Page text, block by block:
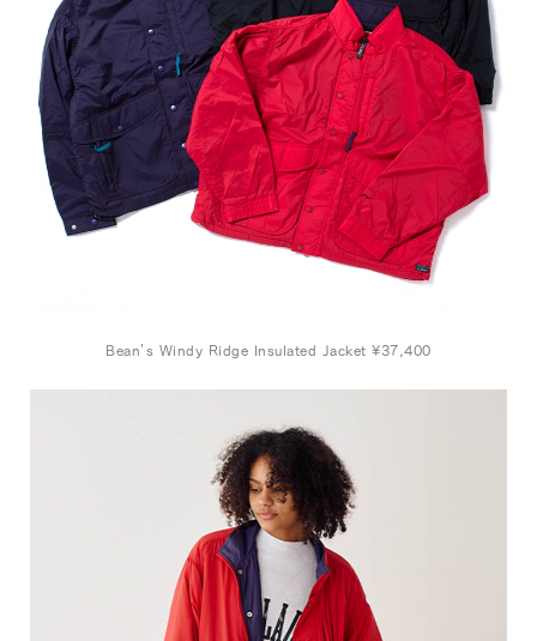
Bean’s Windy Ridge Insulated Jacket ¥37,400